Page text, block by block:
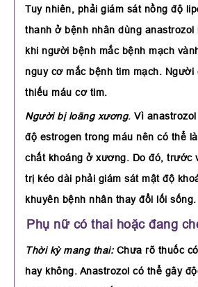
Tuy nhiên, phải giám sát nồng độ
thanh ở bệnh nhân dùng anastrozol
khi người bệnh mắc bệnh mạch
nguy cơ mắc bệnh tim mạch. Người
thiếu máu cơ tim.
Người bị loãng xương. Vì
độ estrogen trong máu nên có thể
chất khoáng ở xương. Do đó, trước
trị kéo dài phải giám sát mật độ
khuyên bệnh nhân thay đổi lối sống.
Phụ nữ có thai hoặc đang
Thời kỳ mang thai:Chưa rõ thuốc
hay không. Anastrozol có thể gây